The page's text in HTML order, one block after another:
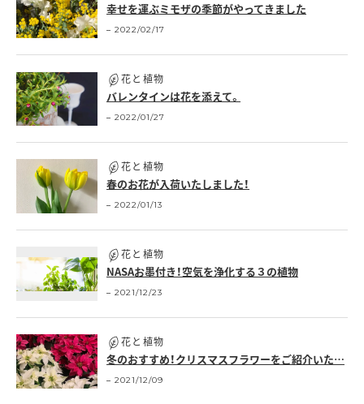
幸せを運ぶミモザの季節がやってきました
2022/02/17
花と植物
バレンタインは花を添えて。
2022/01/27
花と植物
春のお花が入荷いたしました！
2022/01/13
花と植物
NASAお墨付き！空気を浄化する３の植物
2021/12/23
花と植物
冬のおすすめ！クリスマスフラワーをご紹介いた…
2021/12/09